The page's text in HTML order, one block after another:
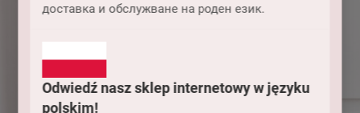
доставка и обслужване на роден език.
Odwiedź nasz sklep internetowy w języku
polskim!